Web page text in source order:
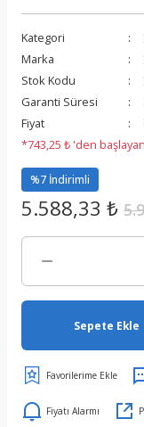
Kategori
Marka
Stok Kodu
Garanti Süresi
Fiyat
*743,25 ₺ 'den
%7 İndirimli
5.588,33 ₺
Sepete Ekle
Fiyatı Alarmı